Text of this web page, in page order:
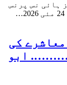
ہائی نس پرنس
کی
:………. ابو